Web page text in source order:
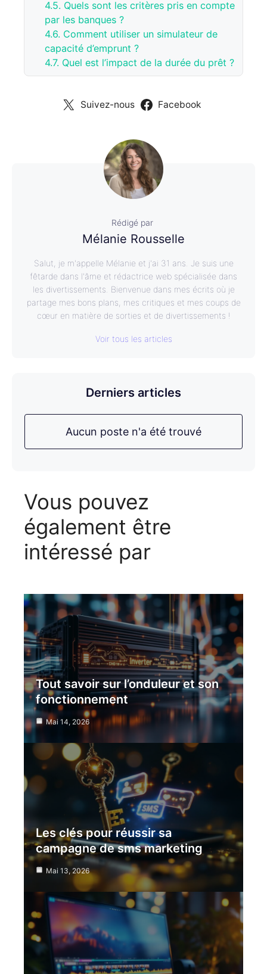
4.5. Quels sont les critères pris en compte
par les banques ?
4.6. Comment utiliser un simulateur de
capacité d’emprunt ?
4.7. Quel est l’impact de la durée du prêt ?
Suivez-nous Facebook
Rédigé par
Mélanie Rousselle
Salut, je m'appelle Mélanie et j'ai 31 ans. Je suis une
fêtarde dans l'âme et rédactrice web spécialisée dans
les divertissements. Bienvenue dans mes écrits où je
partage mes bons plans, mes critiques et mes coups de
cœur en matière de sorties et de divertissements !
Voir tous les articles
Derniers articles
Aucun poste n'a été trouvé
Vous pouvez
également être
intéressé par
Tout savoir sur l’onduleur et son
fonctionnement
Mai 14, 2026
Les clés pour réussir sa
campagne de sms marketing
Mai 13, 2026